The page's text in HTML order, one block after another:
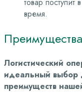
время.
Логистический
идеальный выбор
преимуществ